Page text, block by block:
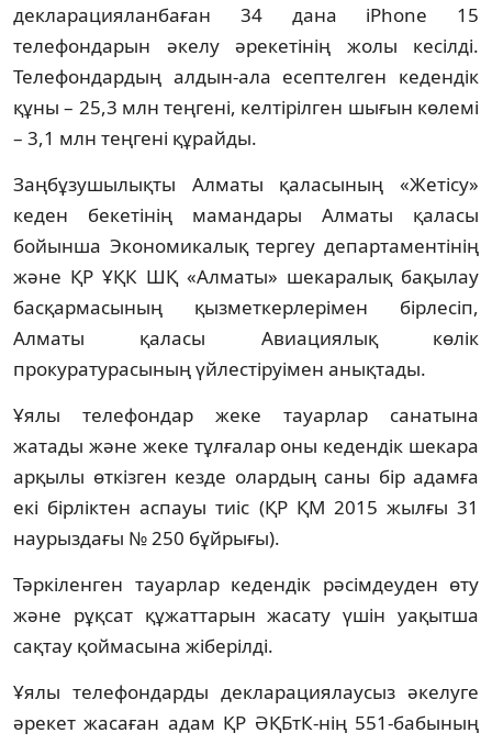
декларацияланбаған 34 дана iPhone 15
телефондарын әкелу әрекетінің жолы кесілді.
Телефондардың алдын-ала есептелген кедендік
құны – 25,3 млн теңгені, келтірілген шығын көлемі
– 3,1 млн теңгені құрайды.
Заңбұзушылықты Алматы қаласының «Жетісу»
кеден бекетінің мамандары Алматы қаласы
бойынша Экономикалық тергеу департаментінің
және ҚР ҰҚК ШҚ «Алматы» шекаралық бақылау
басқармасының қызметкерлерімен бірлесіп,
Алматы қаласы Авиациялық көлік
прокуратурасының үйлестіруімен анықтады.
Ұялы телефондар жеке тауарлар санатына
жатады және жеке тұлғалар оны кедендік шекара
арқылы өткізген кезде олардың саны бір адамға
екі бірліктен аспауы тиіс (ҚР ҚМ 2015 жылғы 31
наурыздағы № 250 бұйрығы).
Тәркіленген тауарлар кедендік рәсімдеуден өту
және рұқсат құжаттарын жасату үшін уақытша
сақтау қоймасына жіберілді.
Ұялы телефондарды декларациялаусыз әкелуге
әрекет жасаған адам ҚР ӘҚБтК-нің 551-бабының